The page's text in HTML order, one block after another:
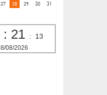
27 28 29 30 31
: 21 : 14
8/08/2026